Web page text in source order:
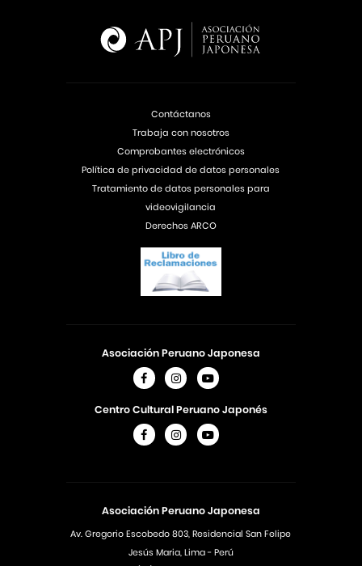
Asociación Peruano Japonesa
Av. Gregorio Escobedo 803, Residencial San Felipe
Jesús Maria, Lima - Perú
Asociación Peruano Japonesa
Centro Cultural Peruano Japonés
Contáctanos
Trabaja con nosotros
Comprobantes electrónicos
Política de privacidad de datos personales
Tratamiento de datos personales para
videovigilancia
Derechos ARCO